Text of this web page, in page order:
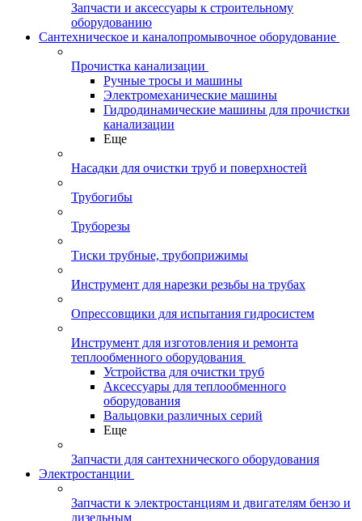
Запчасти и аксессуары к строительному
оборудованию
Сантехническое и каналопромывочное оборудование
Прочистка канализации
Ручные тросы и машины
Электромеханические машины
Гидродинамические машины для прочистки
канализации
Еще
Насадки для очистки труб и поверхностей
Трубогибы
Труборезы
Тиски трубные, трубоприжимы
Инструмент для нарезки резьбы на трубах
Опрессовщики для испытания гидросистем
Инструмент для изготовления и ремонта
теплообменного оборудования
Устройства для очистки труб
Аксессуары для теплообменного
оборудования
Вальцовки различных серий
Еще
Запчасти для сантехнического оборудования
Электростанции
Запчасти к электростанциям и двигателям бензо и
дизельным